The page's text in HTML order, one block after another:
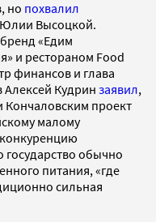
но похвалил
Юлии Высоцкой.
«Едим
и рестораном Food
финансов и глава
Алексей Кудрин заявил,
проект
малому
конкуренцию
обычно
питания, «где
сильная